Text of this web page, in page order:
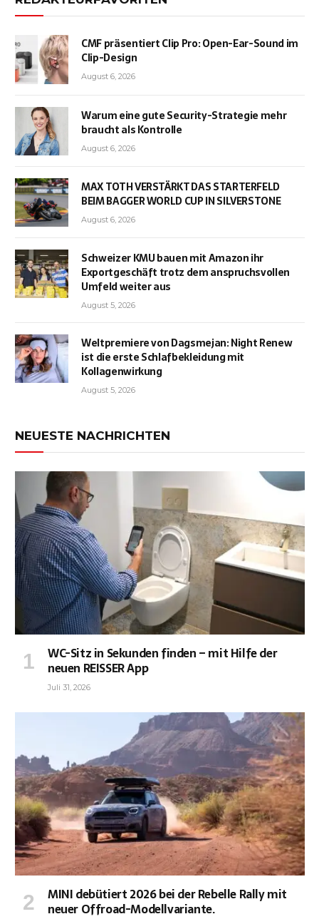
CMF präsentiert Clip Pro: Open-Ear-Sound im
Clip-Design
August 6, 2026
Warum eine gute Security-Strategie mehr
braucht als Kontrolle
August 6, 2026
MAX TOTH VERSTÄRKT DAS STARTERFELD
BEIM BAGGER WORLD CUP IN SILVERSTONE
August 6, 2026
Schweizer KMU bauen mit Amazon ihr
Exportgeschäft trotz dem anspruchsvollen
Umfeld weiter aus
August 5, 2026
Weltpremiere von Dagsmejan: Night Renew
ist die erste Schlafbekleidung mit
Kollagenwirkung
August 5, 2026
NEUESTE NACHRICHTEN
WC-Sitz in Sekunden finden – mit Hilfe der
neuen REISSER App
Juli 31, 2026
MINI debütiert 2026 bei der Rebelle Rally mit
neuer Offroad-Modellvariante.